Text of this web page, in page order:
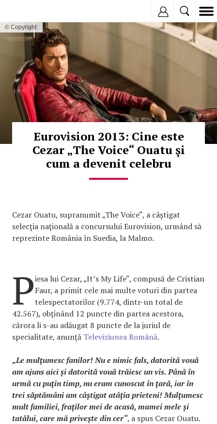
© Copyright:
Eurovision 2013: Cine este
Cezar „The Voice“ Ouatu şi
cum a devenit celebru
Cezar Ouatu, supranumit „The Voice“, a câştigat
selecţia naţională a concursului Eurovision, urmând să
reprezinte România în Suedia, la Malmo.
Piesa lui Cezar, „It’s My Life“, compusă de Cristian
Faur, a primit cele mai multe voturi din partea
telespectatorilor (9.774, dintr-un total de
42.567), obţinând 12 puncte din partea acestora,
cărora li s-au adăugat 8 puncte de la juriul de
specialitate, anunţă Televiziunea Română.
„Le mulţumesc fanilor! Nu e nimic fals, datorită vouă
am ajuns aici şi datorită vouă trăiesc un vis. Până în
urmă cu puţin timp, nu eram cunoscut în ţară, iar în
trei săptămâni am câştigat atâţia prieteni! Mulţumesc
mult familiei, fraţilor mei de acasă, mamei mele şi
tatălui, care mă priveşte din cer“, a spus Cezar Ouatu.